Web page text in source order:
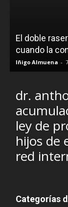
El doble
cuando la
Iñigo Almuena -
dr.
ley de
hijos de
red
Categorías